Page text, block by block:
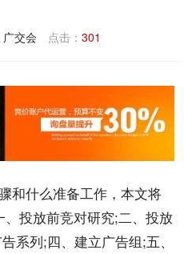
广交会 点击： 301
和什么准备工作，本文将
投放前竞对研究;二、投放
系列;四、建立广告组;五、